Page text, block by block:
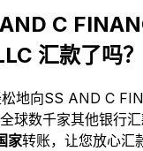
C
汇款了吗？
地向SS AND C
球数千家其他银行
家转账，让您放心汇